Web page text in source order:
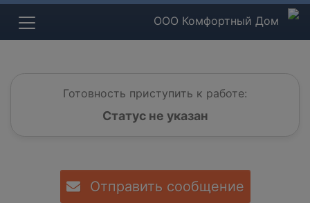
ООО Комфортный Дом
Готовность приступить к работе:
Статус не указан
Отправить сообщение